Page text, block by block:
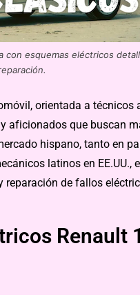
con esquemas eléctricos
orientada a técnicos
aficionados que buscan
hispano, tanto en
latinos en EE.UU.,
de fallos
Renault